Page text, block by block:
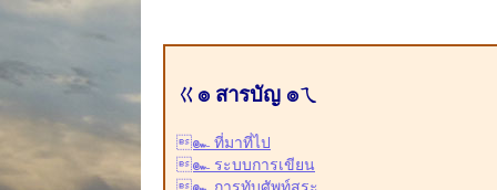
ㄍ๏ สารบัญ ๏ㄟ
๛ ที่มาที่ไป
๛ ระบบการเขียน
๛ การทับศัพท์สระ